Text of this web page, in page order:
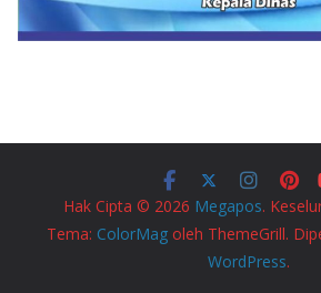
Hak Cipta © 2026 Megapos.
Tema: ColorMag oleh ThemeGrill.
WordPress.